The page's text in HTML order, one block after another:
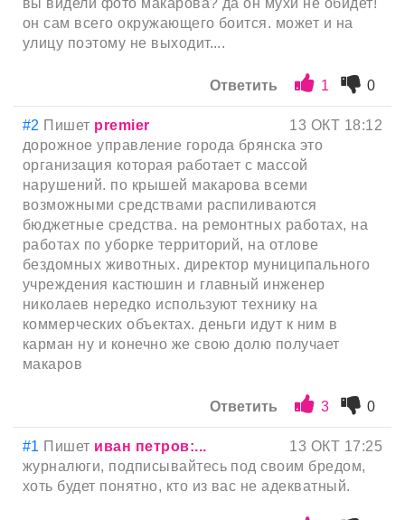
вы видели фото макарова? да он мухи не обидет!
он сам всего окружающего боится. может и на
улицу поэтому не выходит....
Ответить 1 0
#2 Пишет premier
13 ОКТ 18:12
дорожное управление города брянска это
организация которая работает с массой
нарушений. по крышей макарова всеми
возможными средствами распиливаются
бюджетные средства. на ремонтных работах, на
работах по уборке территорий, на отлове
бездомных животных. директор муниципального
учреждения кастюшин и главный инженер
николаев нередко используют технику на
коммерческих объектах. деньги идут к ним в
карман ну и конечно же свою долю получает
макаров
Ответить 3 0
#1 Пишет иван петров:...
13 ОКТ 17:25
журналюги, подписывайтесь под своим бредом,
хоть будет понятно, кто из вас не адекватный.